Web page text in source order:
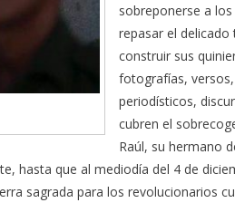
sobreponerse a
repasar el
construir sus
fotografías,
periodísticos,
cubren el
Raúl, su hermano
hasta que al mediodía del 4 de
sagrada para los revolucionarios